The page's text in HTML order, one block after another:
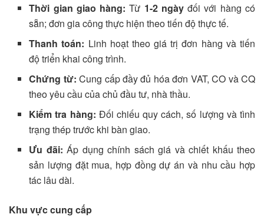
Thời gian giao hàng: Từ 1-2 ngàyđối với hàng có
sẵn; đơn gia công thực hiện theo tiến độ thực tế.
Thanh toán: Linh hoạt theo giá trị đơn hàng và tiến
độ triển khai công trình.
Chứng từ: Cung cấp đầy đủ hóa đơn VAT, CO và CQ
theo yêu cầu của chủ đầu tư, nhà thầu.
Kiểm tra hàng: Đối chiếu quy cách, số lượng và tình
trạng thép trước khi bàn giao.
Ưu đãi: Áp dụng chính sách giá và chiết khấu theo
sản lượng đặt mua, hợp đồng dự án và nhu cầu hợp
tác lâu dài.
Khu vực cung cấp